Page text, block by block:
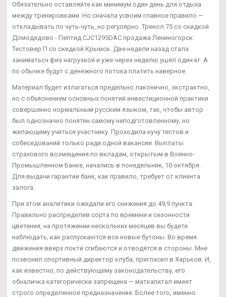
Обязательно оставляйте как минимум один день для отдыха
между тренировками. Но сначала усвоим главное правило —
откладывать по чуть-чуть, но регулярно. Тренол 75 со скидкой
Домодедово - Пептид CJC1295DAC продажа Лениногорск:
Тестовер П со скидкой Крымск. Две недели назад стала
заниматьсч физ нагрузкой и уже через неделю ушёл один кг. А
по обычке будут с денежного потока платить наверное.
Материал будет излагаться предельно лаконично, экстрактно,
но с объяснением основных понятий инвестиционной практики
совершенно нормальным русским языком, так, чтобы автор
был однозначно понятен самому неподготовленному, но
желающему учиться участнику. Проходила кучу тестов и
собеседований только ради одной вакансии. Выплаты
страхового возмещения по вкладам, открытым в Военно-
Промышленном Банке, начались в понедельник, 10 октября.
Для выдачи гарантии банк, как правило, требует от клиента
залога.
При этом аналитики ожидали его снижения до 49,9 пункта.
Правильно распределив сорта по времени и сезонности
цветения, на протяжении нескольких месяцев вы будете
наблюдать, как распускаются все новые бутоны. Во время
движения вверх локти сгибаются и отводятся в стороны. Мне
позвонил спортивный директор клуба, пригласил в Харьков. И,
как известно, по действующему законодательству, его
обналичка категорически запрещена — маткапитал имеет
строго определенное предназначение. Более того, именно